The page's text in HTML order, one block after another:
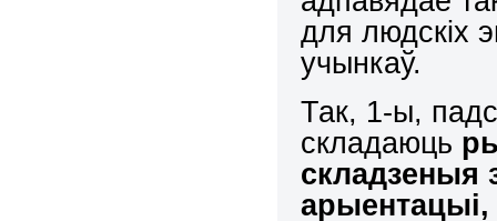
для людскіх
учынкаў.
Так, 1-ы,
складаюць
складзеныя